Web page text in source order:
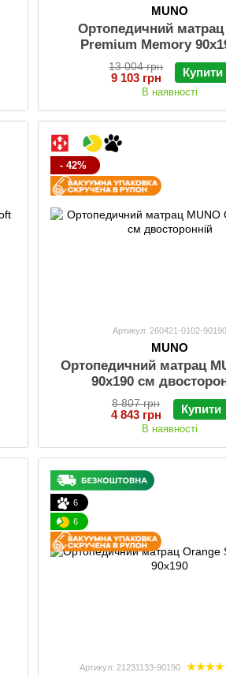
MUNO
Ортопедичний
Premium Memory
13 004 грн
9 103 грн Купити
В наявності
- 42%
Артикул: 260421-0102-90190
MUNO
Ортопедичний матрац
90х190 см
8 807 грн
4 843 грн Купити
В наявності
6
6
Артикул: 21231133-90190